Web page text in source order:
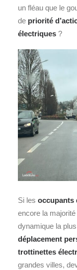
un fléau que le
de priorité
électriques ?
Si les occupants
encore la
dynamique la
déplacement
trottinettes
grandes villes,